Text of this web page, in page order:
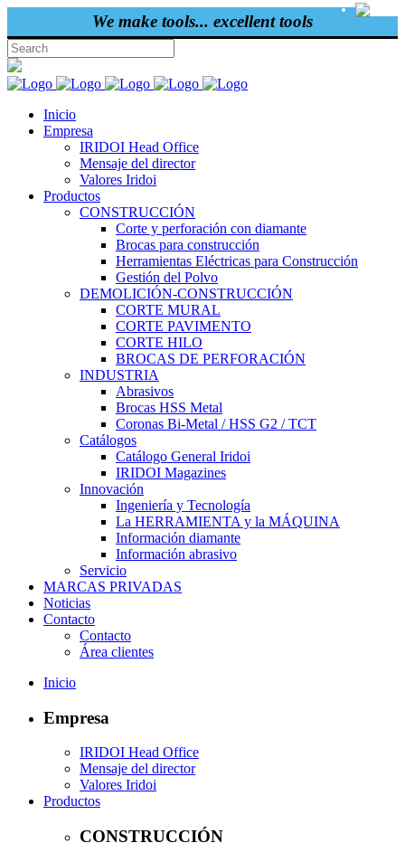
We make tools... excellent tools
Inicio
Empresa
IRIDOI Head Office
Mensaje del director
Valores Iridoi
Productos
CONSTRUCCIÓN
Corte y perforación con diamante
Brocas para construcción
Herramientas Eléctricas para Construcción
Gestión del Polvo
DEMOLICIÓN-CONSTRUCCIÓN
CORTE MURAL
CORTE PAVIMENTO
CORTE HILO
BROCAS DE PERFORACIÓN
INDUSTRIA
Abrasivos
Brocas HSS Metal
Coronas Bi-Metal / HSS G2 / TCT
Catálogos
Catálogo General Iridoi
IRIDOI Magazines
Innovación
Ingeniería y Tecnología
La HERRAMIENTA y la MÁQUINA
Información diamante
Información abrasivo
Servicio
MARCAS PRIVADAS
Noticias
Contacto
Contacto
Área clientes
Inicio
Empresa
IRIDOI Head Office
Mensaje del director
Valores Iridoi
Productos
CONSTRUCCIÓN